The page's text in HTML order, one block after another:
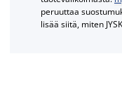
peruuttaa
lisää siitä, miten